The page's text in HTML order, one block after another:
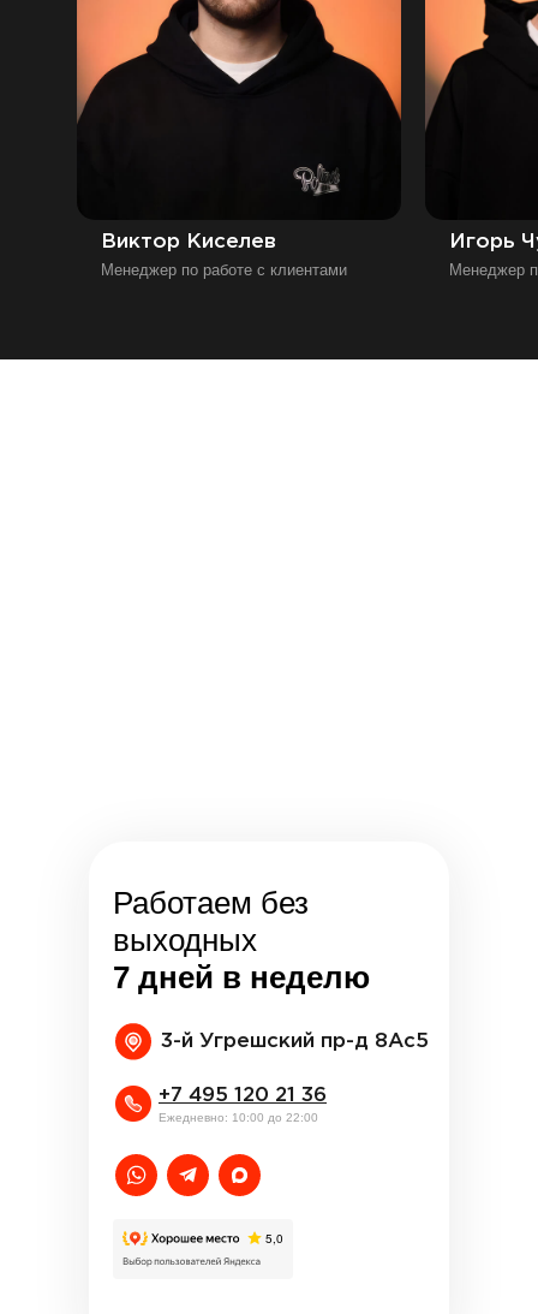
Виктор Киселев
Менеджер по работе с клиентами
Игорь
Менеджер
Работаем без
выходных
7 дней в неделю
3-й Угрешский пр-д 8Ас5
+7 495 120 21 36
Ежедневно: 10:00 до 22:00